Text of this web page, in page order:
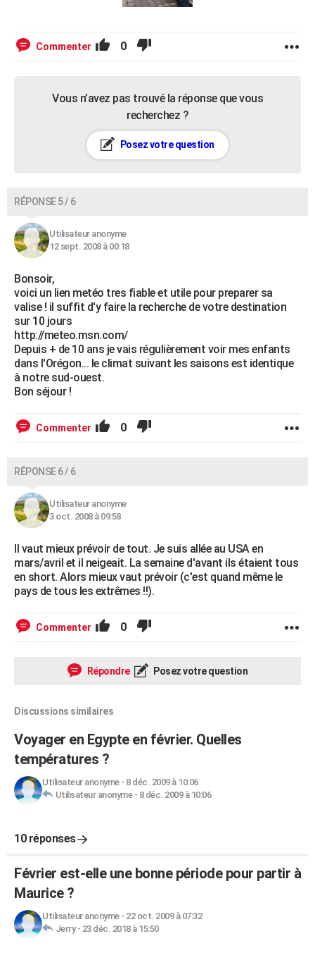
Commenter 0
Vous n’avez pas trouvé la réponse que vous
recherchez ?
Posez votre question
RÉPONSE 5 / 6
Utilisateur anonyme
12 sept. 2008 à 00:18
Bonsoir,
voici un lien metéo tres fiable et utile pour preparer sa
valise ! il suffit d'y faire la recherche de votre destination
sur 10 jours
http://meteo.msn.com/
Depuis + de 10 ans je vais régulièrement voir mes enfants
dans l'Orégon... le climat suivant les saisons est identique
à notre sud-ouest.
Bon séjour !
Commenter 0
RÉPONSE 6 / 6
Utilisateur anonyme
3 oct. 2008 à 09:58
Il vaut mieux prévoir de tout. Je suis allée au USA en
mars/avril et il neigeait. La semaine d'avant ils étaient tous
en short. Alors mieux vaut prévoir (c'est quand même le
pays de tous les extrêmes !!).
Commenter 0
Répondre Posez votre question
Discussions similaires
Voyager en Egypte en février. Quelles
températures ?
Utilisateur anonyme- 8 déc. 2009 à 10:06
Utilisateur anonyme- 8 déc. 2009 à 10:06
10 réponses
Février est-elle une bonne période pour partir à
Maurice ?
Utilisateur anonyme- 22 oct. 2009 à 07:32
Jerry- 23 déc. 2018 à 15:50